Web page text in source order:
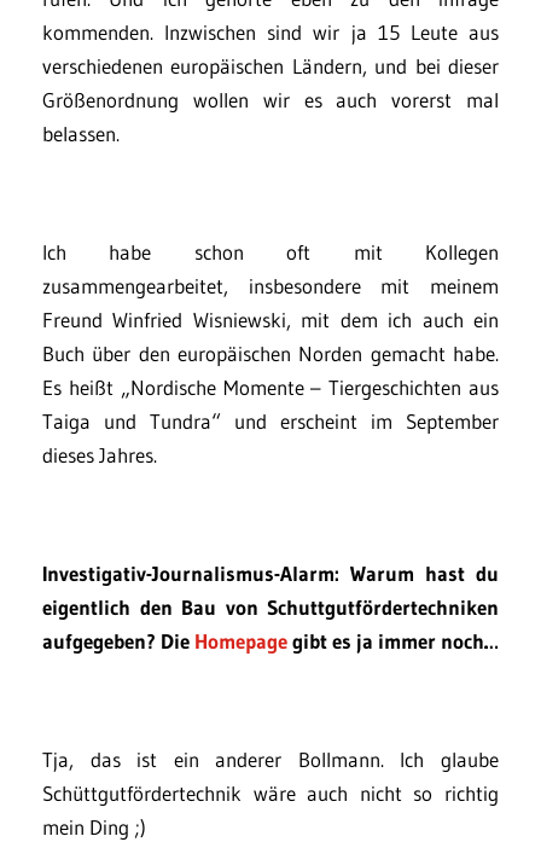
kommenden. Inzwischen sind wir ja 15 Leute aus
verschiedenen europäischen Ländern, und bei dieser
Größenordnung wollen wir es auch vorerst mal
belassen.
Ich habe schon oft mit Kollegen
zusammengearbeitet, insbesondere mit meinem
Freund Winfried Wisniewski, mit dem ich auch ein
Buch über den europäischen Norden gemacht habe.
Es heißt „Nordische Momente – Tiergeschichten aus
Taiga und Tundra“ und erscheint im September
dieses Jahres.
Investigativ-Journalismus-Alarm: Warum hast du
eigentlich den Bau von Schuttgutfördertechniken
aufgegeben? Die Homepagegibt es ja immer noch…
Tja, das ist ein anderer Bollmann. Ich glaube
Schüttgutfördertechnik wäre auch nicht so richtig
mein Ding ;)